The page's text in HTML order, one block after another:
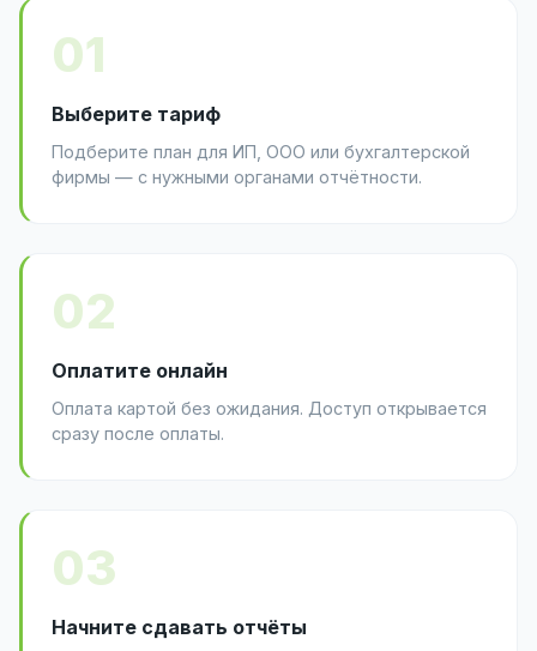
01
Выберите тариф
Подберите план для ИП, ООО или бухгалтерской
фирмы — с нужными органами отчётности.
02
Оплатите онлайн
Оплата картой без ожидания. Доступ открывается
сразу после оплаты.
03
Начните сдавать отчёты